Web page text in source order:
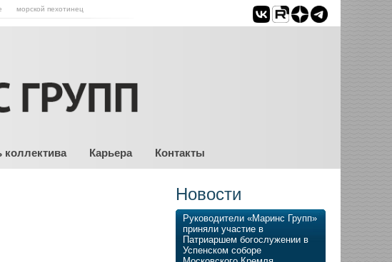
морской пехотинец
коллектива Карьера Контакты
Новости
Руководители «Маринс Групп»
приняли участие в
Патриаршем богослужении в
Успенском соборе